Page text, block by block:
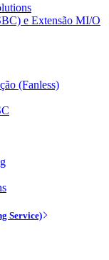
e Extensão MI/O
(Fanless)
Service)